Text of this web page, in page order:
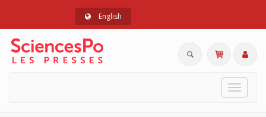
English
Toggle